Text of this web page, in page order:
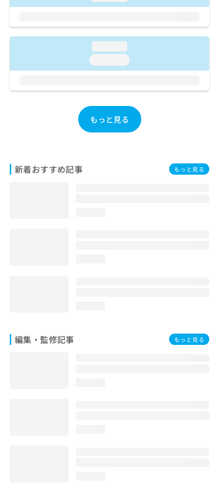
もっと見る
新着おすすめ記事 もっと見る
編集・監修記事 もっと見る
お
い
合